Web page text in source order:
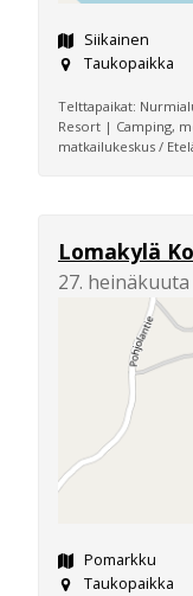
Siikainen
Taukopaikka
Telttapaikat:
Resort | Camping,
matkailukeskus /
Lomakylä
27. heinäkuuta
Pomarkku
Taukopaikka